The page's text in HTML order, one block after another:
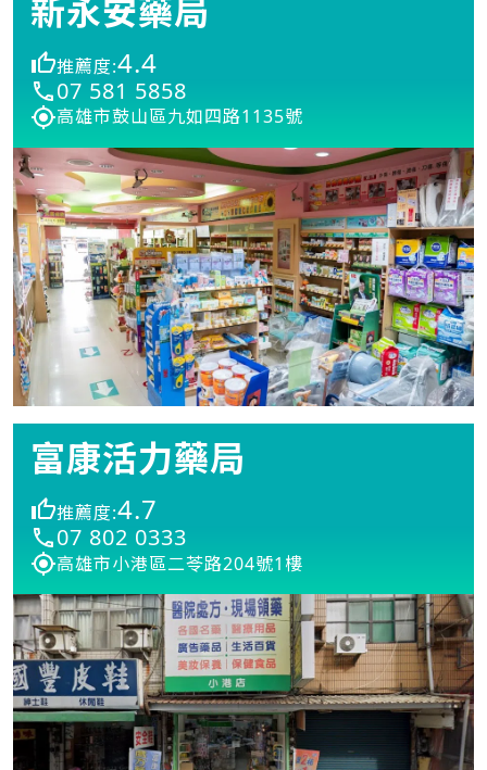
新永安藥局
推薦度:4.4
07 581 5858
高雄市鼓山區九如四路1135號
富康活力藥局
推薦度:4.7
07 802 0333
高雄市小港區二苓路204號1樓